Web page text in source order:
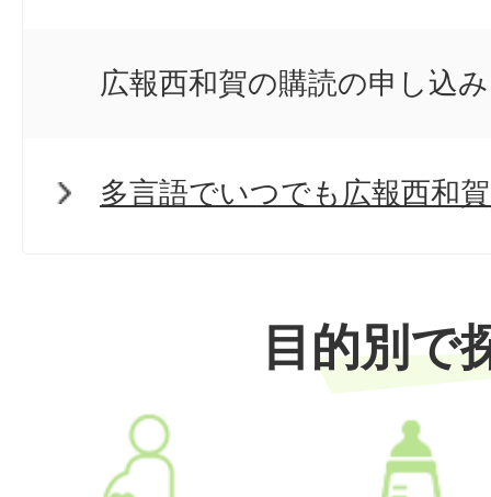
広報西和賀の購読の申し込み
多言語でいつでも広報西和
目的別で